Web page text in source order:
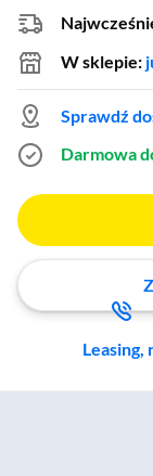
W sklepie:
Sprawdź
Darmowa
Leasing,